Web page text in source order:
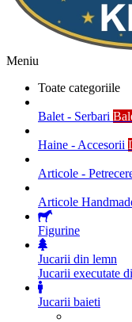
Meniu
Toate categoriile
Balet - Serbari
Haine - Accesorii
Articole -
Articole
Figurine
Jucarii din lemn
Jucarii executate
Jucarii baieti